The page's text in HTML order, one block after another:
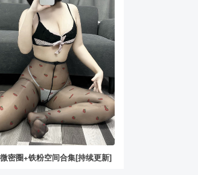
密圈+铁粉空间合集[持续更新]